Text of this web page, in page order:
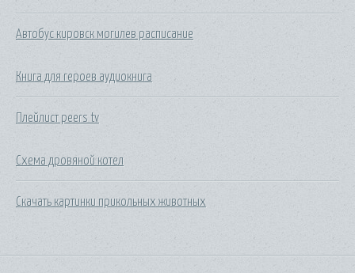
Автобус кировск могилев расписание
Книга для героев аудиокнига
Плейлист peers tv
Схема дровяной котел
Скачать картинки прикольных животных